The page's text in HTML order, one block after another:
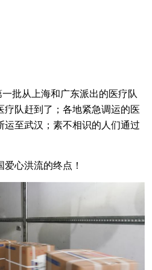
批从上海和广东派出的医疗队
队赶到了；各地紧急调运的医
至武汉；素不相识的人们通过
心洪流的终点！